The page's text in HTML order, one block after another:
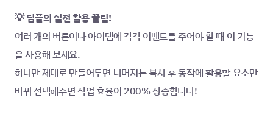
💡 딤플의 실전 활용 꿀팁!
여러 개의 버튼이나 아이템에 각각 이벤트를 주어야 할 때 이 기능
을 사용해 보세요.
하나만 제대로 만들어두면 나머지는 복사 후 동작에 활용할 요소만
바꿔 선택해주면 작업 효율이 200% 상승합니다!